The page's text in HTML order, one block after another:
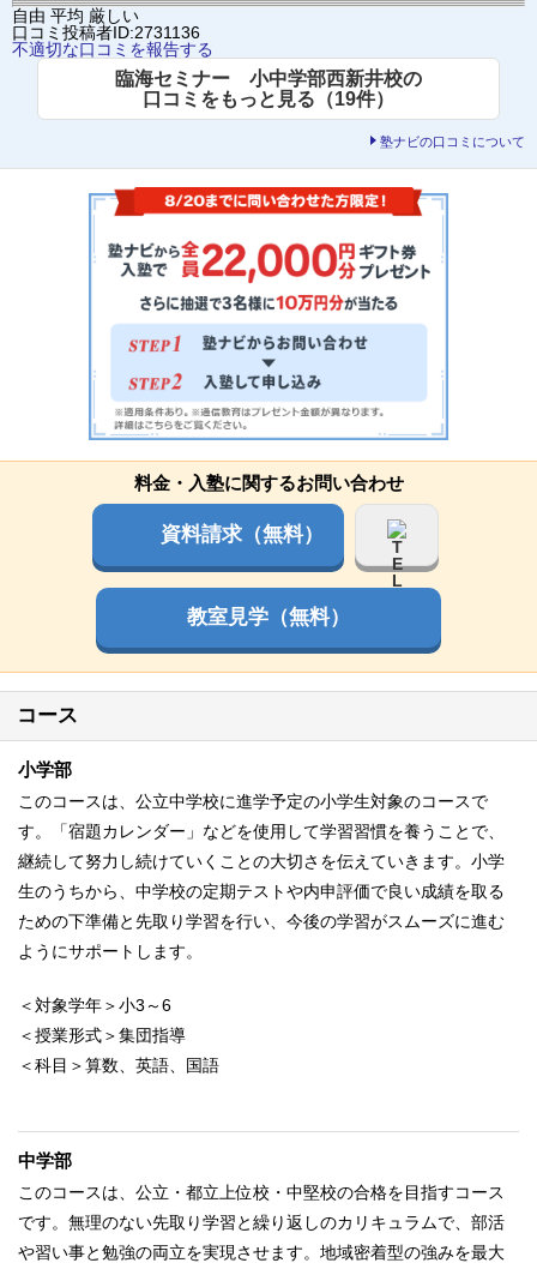
自由 平均 厳しい
口コミ投稿者ID:2731136
不適切な口コミを報告する
臨海セミナー 小中学部西新井校の
口コミをもっと見る（19件）
塾ナビの口コミについて
料金・入塾に関するお問い合わせ
資料請求（無料）
教室見学（無料）
コース
小学部
このコースは、公立中学校に進学予定の小学生対象のコースで
す。「宿題カレンダー」などを使用して学習習慣を養うことで、
継続して努力し続けていくことの大切さを伝えていきます。小学
生のうちから、中学校の定期テストや内申評価で良い成績を取る
ための下準備と先取り学習を行い、今後の学習がスムーズに進む
ようにサポートします。
＜対象学年＞小3～6
＜授業形式＞集団指導
＜科目＞算数、英語、国語
中学部
このコースは、公立・都立上位校・中堅校の合格を目指すコース
です。無理のない先取り学習と繰り返しのカリキュラムで、部活
や習い事と勉強の両立を実現させます。地域密着型の強みを最大